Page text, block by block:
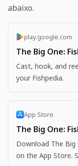
abaixo.
play.google.com
The Big One:
Cast, hook, and
your Fishpedia.
App Store
The Big One:
Download The Big
on the App Store.